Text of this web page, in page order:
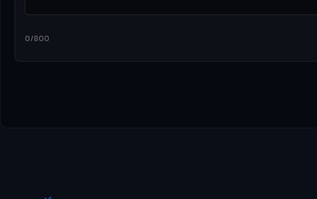
0/800